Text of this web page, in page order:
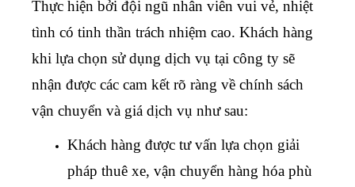
Thực hiện bởi đội ngũ nhân viên vui vẻ, nhiệt
tình có tinh thần trách nhiệm cao. Khách hàng
khi lựa chọn sử dụng dịch vụ tại công ty sẽ
nhận được các cam kết rõ ràng về chính sách
vận chuyển và giá dịch vụ như sau:
Khách hàng được tư vấn lựa chọn giải
pháp thuê xe, vận chuyển hàng hóa phù